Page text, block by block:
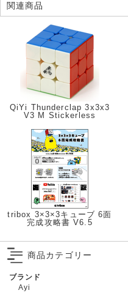
関連商品
QiYi Thunderclap 3x3x3
V3 M Stickerless
tribox 3×3×3キューブ 6面
完成攻略書 V6.5
商品カテゴリー
ブランド
Ayi